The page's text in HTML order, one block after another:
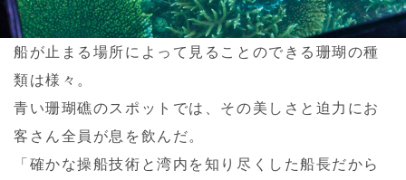
船が止まる場所によって見ることのできる珊瑚の種
類は様々。
青い珊瑚礁のスポットでは、その美しさと迫力にお
客さん全員が息を飲んだ。
「確かな操船技術と湾内を知り尽くした船長だから